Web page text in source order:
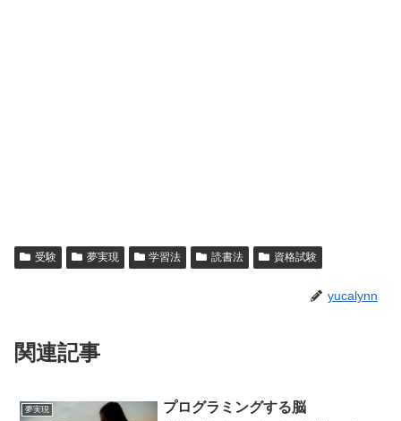
受験 夢実現 学習法 読書法 資格試験
yucalynn
関連記事
夢実現 プログラミングする脳